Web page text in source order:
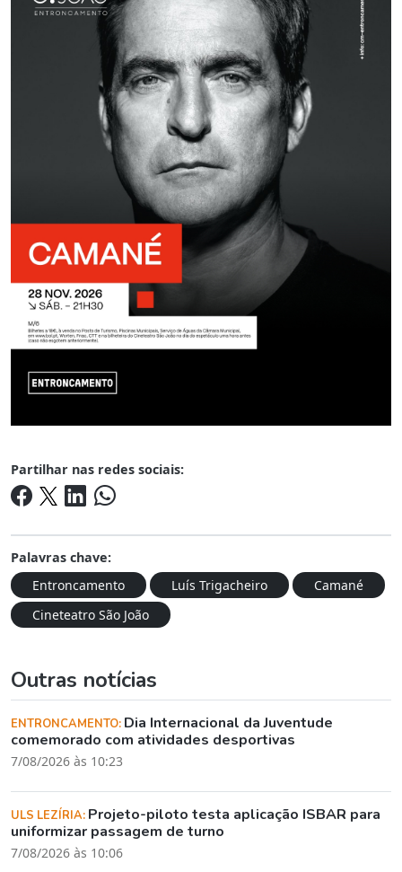
Partilhar nas redes sociais:
Palavras chave:
Entroncamento
Luís Trigacheiro
Camané
Cineteatro São João
Outras notícias
ENTRONCAMENTO: Dia Internacional da Juventude
comemorado com atividades desportivas
7/08/2026 às 10:23
ULS LEZÍRIA: Projeto-piloto testa aplicação ISBAR para
uniformizar passagem de turno
7/08/2026 às 10:06